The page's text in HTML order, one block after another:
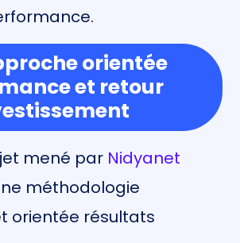
orientée
et retour
mené par Nidyanet
méthodologie
orientée résultats